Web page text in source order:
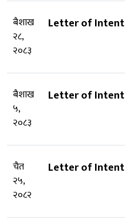
बैशाख
२८,
२०८३
Letter of Intent
बैशाख
५,
२०८३
Letter of Intent
चैत
२५,
२०८२
Letter of Intent